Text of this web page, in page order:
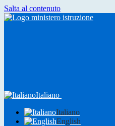
Salta al contenuto
Italiano
Italiano
English